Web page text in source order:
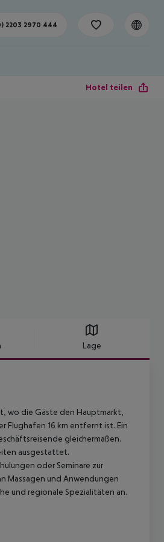
2203 2970 444
Hotel teilen
Lage
wo die Gäste den Hauptmarkt,
Flughafen 16 km entfernt ist. Ein
gleichermaßen.
ausgestattet.
oder Seminare zur
Massagen und Anwendungen
und regionale Spezialitäten an.